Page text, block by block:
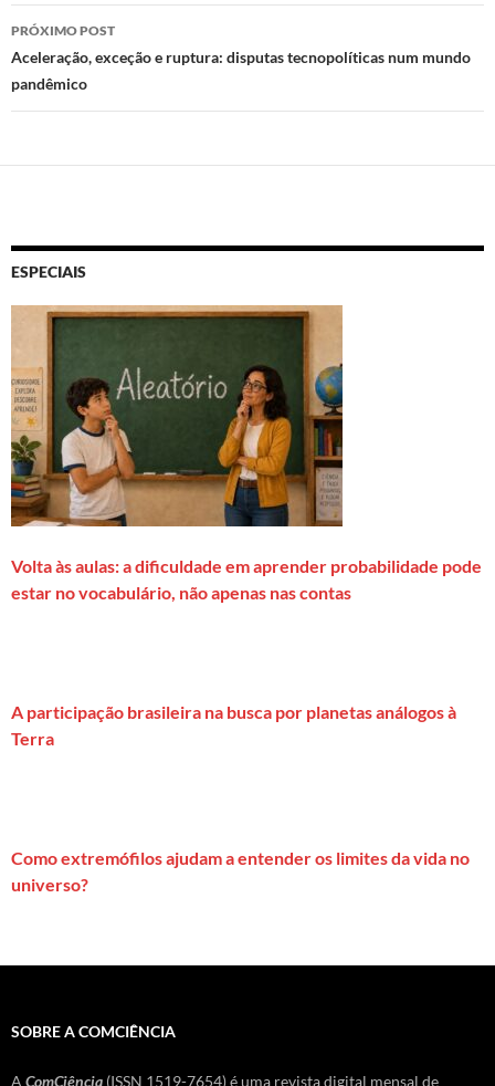
posts
PRÓXIMO POST
Aceleração, exceção e ruptura: disputas tecnopolíticas num mundo
pandêmico
ESPECIAIS
Volta às aulas: a dificuldade em aprender probabilidade pode
estar no vocabulário, não apenas nas contas
A participação brasileira na busca por planetas análogos à
Terra
Como extremófilos ajudam a entender os limites da vida no
universo?
SOBRE A COMCIÊNCIA
A ComCiência (ISSN 1519-7654) é uma revista digital mensal de